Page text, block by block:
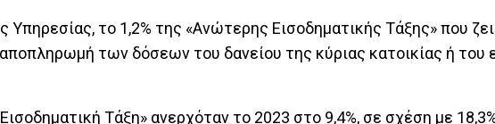
Υπηρεσίας, το 1,2% της «Ανώτερης Εισοδηματικής Τάξης» που
των δόσεων του δανείου της κύριας κατοικίας ή του
Τάξη» ανερχόταν το 2023 στο 9,4%, σε σχέση με